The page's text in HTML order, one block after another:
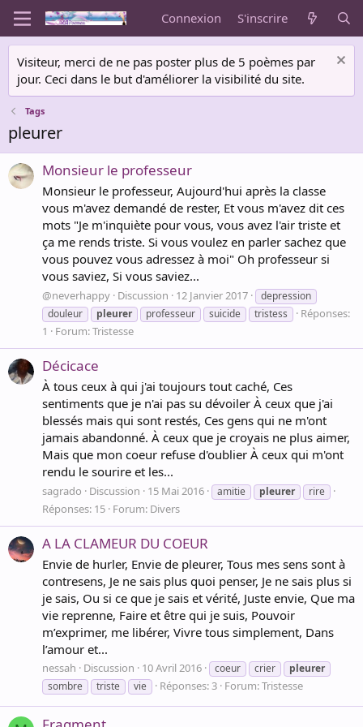
Connexion S'inscrire
Visiteur, merci de ne pas poster plus de 5 poèmes par
jour. Ceci dans le but d'améliorer la visibilité du site.
Tags
pleurer
Monsieur le professeur
Monsieur le professeur, Aujourd'hui après la classe
vous m'avez demandé de rester, Et vous m'avez dit ces
mots "Je m'inquiète pour vous, vous avez l'air triste et
ça me rends triste. Si vous voulez en parler sachez que
vous pouvez vous adressez à moi" Oh professeur si
vous saviez, Si vous saviez...
@neverhappy Discussion 12 Janvier 2017
depression
douleur
pleurer professeur suicide tristess
Réponses:
1
Forum:Tristesse
Décicace
À tous ceux à qui j'ai toujours tout caché, Ces
sentiments que je n'ai pas su dévoiler À ceux que j'ai
blessés mais qui sont restés, Ces gens qui ne m'ont
jamais abandonné. À ceux que je croyais ne plus aimer,
Mais que mon coeur refuse d'oublier À ceux qui m'ont
rendu le sourire et les...
sagrado Discussion 15 Mai 2016 amitie pleurer rire
Réponses: 15 Forum: Divers
A LA CLAMEUR DU COEUR
Envie de hurler, Envie de pleurer, Tous mes sens sont à
contresens, Je ne sais plus quoi penser, Je ne sais plus si
je sais, Ou si ce que je sais et vérité, Juste envie, Que ma
vie reprenne, Faire et être qui je suis, Pouvoir
m’exprimer, me libérer, Vivre tous simplement, Dans
l’amour et...
nessah Discussion 10 Avril 2016 coeur crier
pleurer
sombre
triste vie Réponses: 3 Forum:Tristesse